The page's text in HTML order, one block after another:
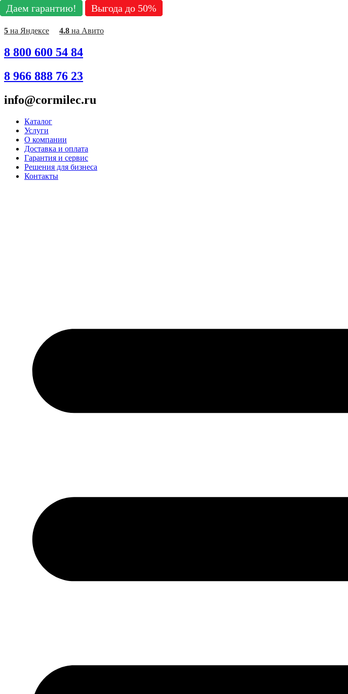
Перейти
к
содержимому
5 на Яндексе 4.8 на Авито
8 800 600 54 84
8 966 888 76 23
info@cormilec.ru
Каталог
Услуги
О компании
Доставка и оплата
Гарантия и сервис
Решения для бизнеса
Контакты
Даем гарантию! Выгода до 50%
Даем гарантию! Выгода до 50%
Даем гарантию! Выгода до 50%
Даем гарантию! Выгода до 50%
Даем гарантию! Выгода до 50%